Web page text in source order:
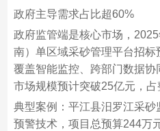
政府主导需求占比超60%‌
政府监管端是核心市场，
南）单区域采砂管理平台招
覆盖智能监控、跨部门数据
市场规模预计突破‌25亿元‌，占
典型案例‌：平江县汨罗江采砂
预警技术，项目总预算244万元‌